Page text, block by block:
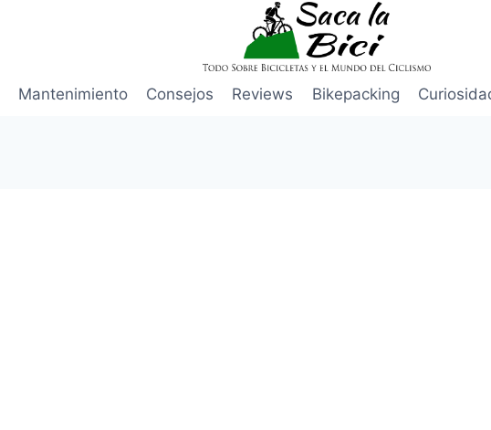
Mantenimiento Consejos Reviews Bikepacking